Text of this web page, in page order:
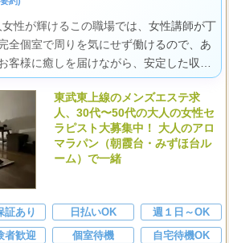
性が輝けるこの職場では、女性講師が丁
全個室で周りを気にせず働けるので、あ
客様に癒しを届けながら、安定した収入
につけて新しい自分に出会えますよ。
東武東上線のメンズエステ求
人、30代〜50代の大人の女性セ
ラピスト大募集中！ 大人のアロ
マラパン（朝霞台・みずほ台ル
ーム）で一緒
証あり 日払いOK
週１日～OK
者歓迎 個室待機
自宅待機OK